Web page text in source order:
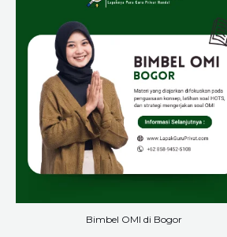
Bimbel OMI di Bogor